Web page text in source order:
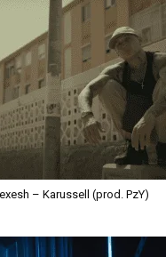
– Karussell (prod. PzY)